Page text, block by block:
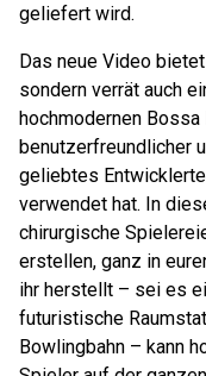
geliefert wird.
Das neue Video
sondern verrät auch
hochmodernen
benutzerfreundlicher
geliebtes
verwendet hat. In
chirurgische
erstellen, ganz in
ihr herstellt – sei es
futuristische
Bowlingbahn – kann